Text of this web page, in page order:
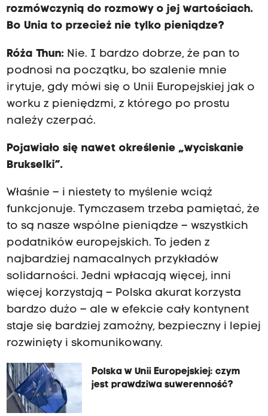
rozmówczynią do rozmowy o jej wartościach.
Bo Unia to przecież nie tylko pieniądze?
Róża Thun: Nie. I bardzo dobrze, że pan to
podnosi na początku, bo szalenie mnie
irytuje, gdy mówi się o Unii Europejskiej jak o
worku z pieniędzmi, z którego po prostu
należy czerpać.
Pojawiało się nawet określenie „wyciskanie
Brukselki”.
Właśnie – i niestety to myślenie wciąż
funkcjonuje. Tymczasem trzeba pamiętać, że
to są nasze wspólne pieniądze – wszystkich
podatników europejskich. To jeden z
najbardziej namacalnych przykładów
solidarności. Jedni wpłacają więcej, inni
więcej korzystają – Polska akurat korzysta
bardzo dużo – ale w efekcie cały kontynent
staje się bardziej zamożny, bezpieczny i lepiej
rozwinięty i skomunikowany.
Polska w Unii Europejskiej: czym
jest prawdziwa suwerenność?